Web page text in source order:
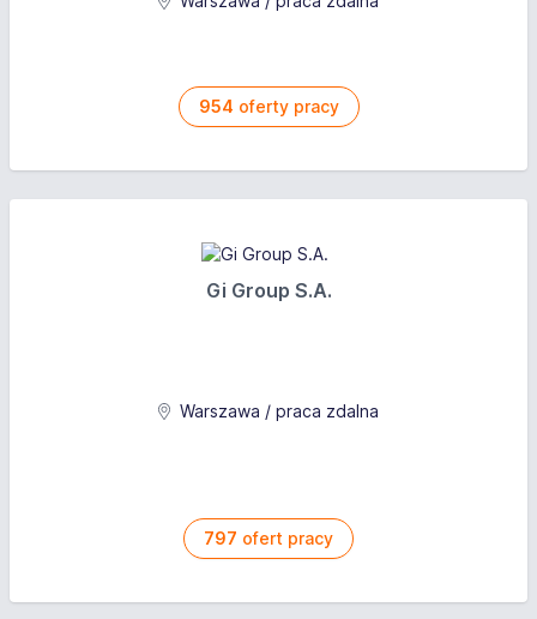
954 oferty pracy
Gi Group S.A.
Warszawa / praca zdalna
797 ofert pracy